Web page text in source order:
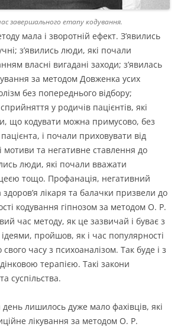
завершального етапу кодування.
мала і зворотній ефект. З’явились
з’явились люди, які почали
власні вигадані заходи; з’явилась
за методом Довженка усих
без попереднього відбору;
у родичів пацієнтів, які
що кодувати можна примусово, без
і почали приховувати від
мотиви та негативне ставлення до
люди, які почали вважати
тощо. Профанація, негативний
лікаря та балачки призвели до
кодування гіпнозом за методом О. Р.
час методу, як це зазвичай і буває з
пройшов, як і час популярності
свого часу з психоаналізом. Так буде і з
терапією. Такі закони
суспільства.
день лишилось дуже мало фахівців, які
лікування за методом О. Р.